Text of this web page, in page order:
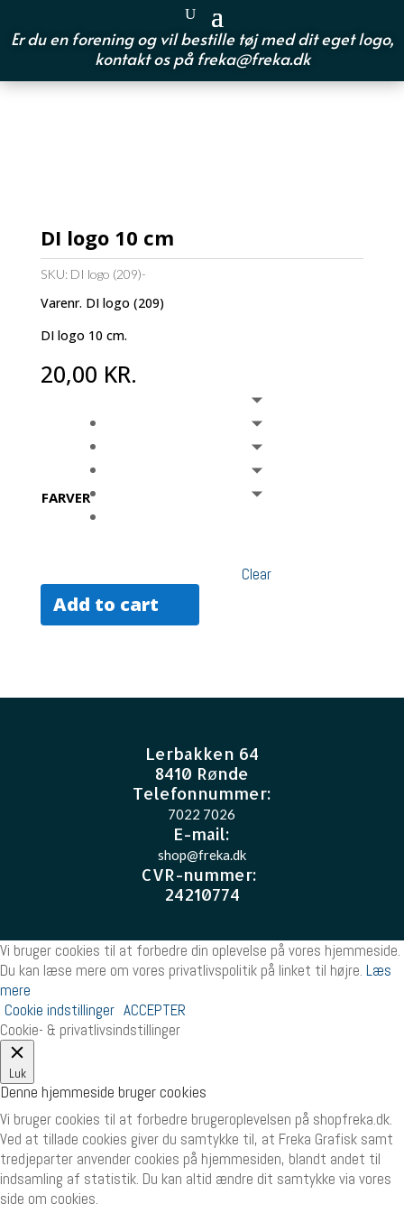
Er du en forening og vil bestille tøj med dit eget logo,
kontakt os på freka@freka.dk
DI logo 10 cm
SKU: DI logo (209)-
Varenr. DI logo (209)
DI logo 10 cm.
20,00 KR.
FARVER
Clear
Add to cart
Lerbakken 64
8410 Rønde
Telefonnummer:
7022 7026
E-mail:
shop@freka.dk
CVR-nummer:
24210774
Vi bruger cookies til at forbedre din oplevelse på vores hjemmeside.
Du kan læse mere om vores privatlivspolitik på linket til højre. Læs
mere
Cookie indstillinger ACCEPTER
Cookie- & privatlivsindstillinger
Luk
Denne hjemmeside bruger cookies
Vi bruger cookies til at forbedre brugeroplevelsen på shopfreka.dk.
Ved at tillade cookies giver du samtykke til, at Freka Grafisk samt
tredjeparter anvender cookies på hjemmesiden, blandt andet til
indsamling af statistik. Du kan altid ændre dit samtykke via vores
side om cookies.